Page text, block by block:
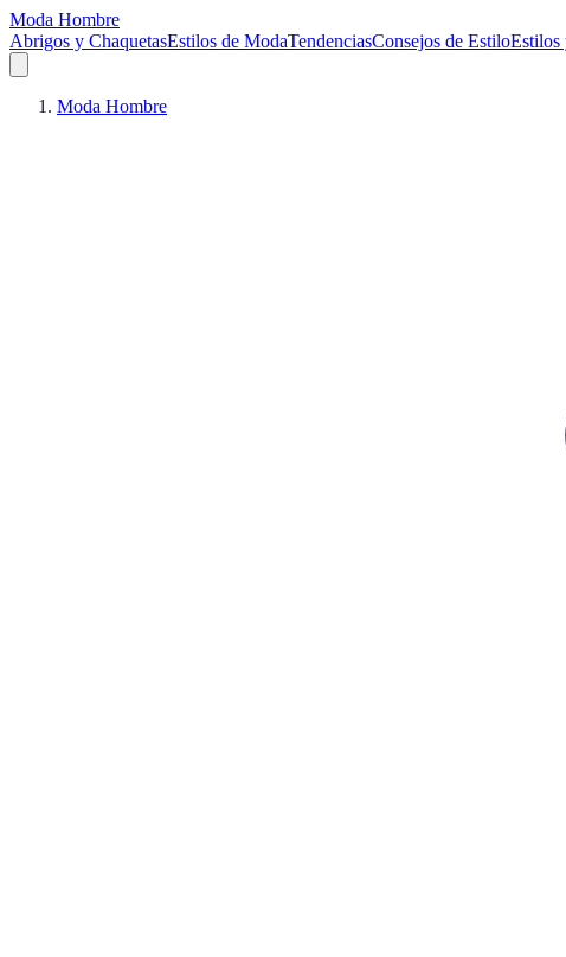
Moda Hombre
Abrigos y ChaquetasEstilos de ModaTendenciasConsejos de EstiloEstilos
Moda Hombre